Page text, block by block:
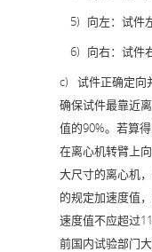
5) 向左：试件
6) 向右：试件
c)
试件正确定向
确保试件最靠近
值的90%。若算
在离心机转臂上
大尺寸的离心机
的规定加速度值
速度值不应超过
前国内试验部门